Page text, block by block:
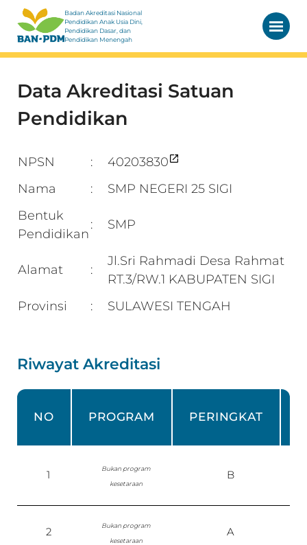
Badan Akreditasi Nasional
Pendidikan Anak Usia Dini,
Pendidikan Dasar, dan
Pendidikan Menengah
Data Akreditasi Satuan
Pendidikan
NPSN :
40203830
Nama
:
SMP NEGERI 25 SIGI
Bentuk
Pendidikan
: SMP
Alamat :
Jl.Sri Rahmadi Desa Rahmat
RT.3/RW.1 KABUPATEN SIGI
Provinsi
: SULAWESI TENGAH
Riwayat Akreditasi
NO PROGRAM PERINGKAT
1
Bukan program
kesetaraan
B
2
Bukan program
kesetaraan
A